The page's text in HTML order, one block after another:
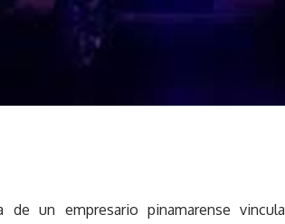
de un empresario pinamarense